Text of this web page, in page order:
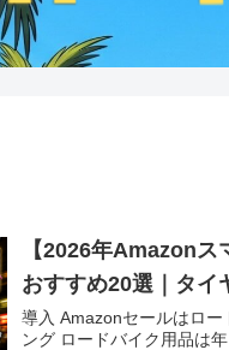
【2026年Amazon
おすすめ20選｜タイ
導入 Amazonセールはロー
ング ロードバイク用品は